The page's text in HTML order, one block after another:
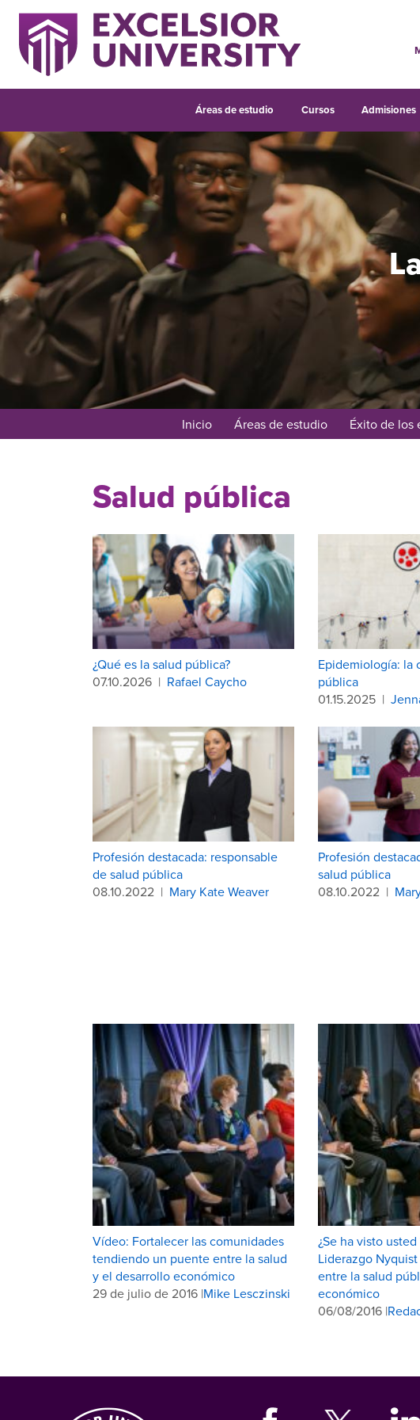
Áreas de estudio Cursos Admisiones
Inicio Áreas de estudio Éxito de los
Salud pública
¿Qué es la salud pública?
07.10.2026 | Rafael Caycho
Epidemiología: la
pública
01.15.2025 |
Profesión destacada: responsable
de salud pública
08.10.2022 | Mary Kate Weaver
Profesión
salud pública
08.10.2022 |
Vídeo: Fortalecer las comunidades
tendiendo un puente entre la salud
y el desarrollo económico
29 de julio de 2016 |Mike Lesczinski
¿Se ha visto
Liderazgo
entre la salud
económico
06/08/2016 |